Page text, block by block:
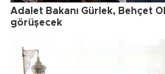
Adalet Bakanı Gürlek, Behçet
görüşecek